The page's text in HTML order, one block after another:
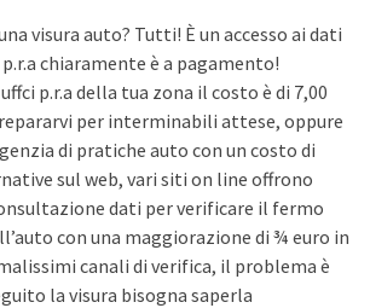
visura auto? Tutti! È un accesso ai dati
chiaramente è a pagamento!
p.r.a della tua zona il costo è di 7,00
per interminabili attese, oppure
di pratiche auto con un costo di
sul web, vari siti on line offrono
dati per verificare il fermo
con una maggiorazione di ¾ euro in
canali di verifica, il problema è
la visura bisogna saperla